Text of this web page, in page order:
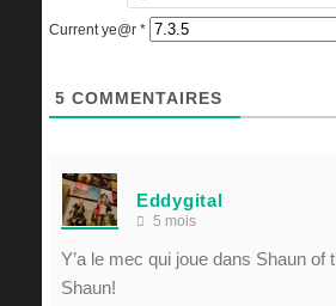
Current ye@r *
5 COMMENTAIRES
Eddygital
5 mois
Y’a le mec qui joue dans Shaun of
Shaun!